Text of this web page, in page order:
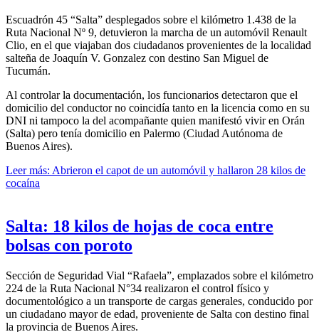
Escuadrón 45 “Salta” desplegados sobre el kilómetro 1.438 de la
Ruta Nacional Nº 9, detuvieron la marcha de un automóvil Renault
Clio, en el que viajaban dos ciudadanos provenientes de la localidad
salteña de Joaquín V. Gonzalez con destino San Miguel de
Tucumán.
Al controlar la documentación, los funcionarios detectaron que el
domicilio del conductor no coincidía tanto en la licencia como en su
DNI ni tampoco la del acompañante quien manifestó vivir en Orán
(Salta) pero tenía domicilio en Palermo (Ciudad Autónoma de
Buenos Aires).
Leer más: Abrieron el capot de un automóvil y hallaron 28 kilos de
cocaína
Salta: 18 kilos de hojas de coca entre
bolsas con poroto
Sección de Seguridad Vial “Rafaela”, emplazados sobre el kilómetro
224 de la Ruta Nacional N°34 realizaron el control físico y
documentológico a un transporte de cargas generales, conducido por
un ciudadano mayor de edad, proveniente de Salta con destino final
la provincia de Buenos Aires.